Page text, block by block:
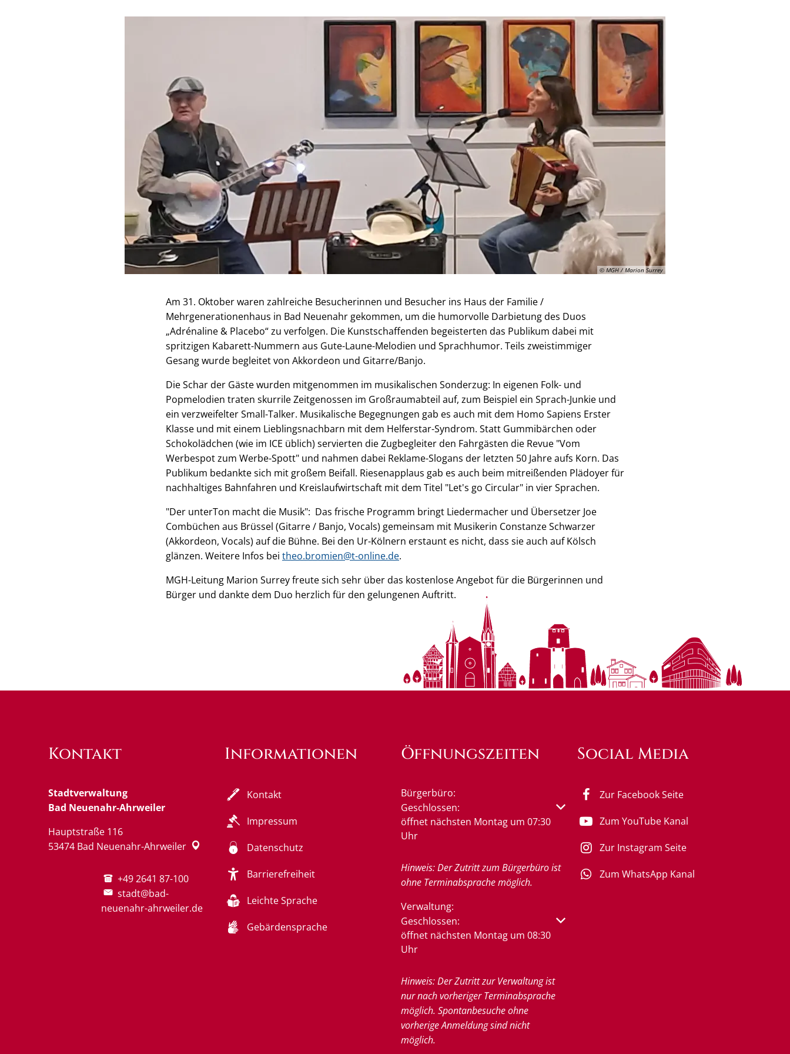
© MGH / Marion Surrey
Am 31. Oktober waren zahlreiche Besucherinnen und Besucher ins Haus der Familie /
Mehrgenerationenhaus in Bad Neuenahr gekommen, um die humorvolle Darbietung des Duos
„Adrénaline & Placebo“ zu verfolgen. Die Kunstschaffenden begeisterten das Publikum dabei mit
spritzigen Kabarett-Nummern aus Gute-Laune-Melodien und Sprachhumor. Teils zweistimmiger
Gesang wurde begleitet von Akkordeon und Gitarre/Banjo.
Die Schar der Gäste wurden mitgenommen im musikalischen Sonderzug: In eigenen Folk- und
Popmelodien traten skurrile Zeitgenossen im Großraumabteil auf, zum Beispiel ein Sprach-Junkie und
ein verzweifelter Small-Talker. Musikalische Begegnungen gab es auch mit dem Homo Sapiens Erster
Klasse und mit einem Lieblingsnachbarn mit dem Helferstar-Syndrom. Statt Gummibärchen oder
Schokolädchen (wie im ICE üblich) servierten die Zugbegleiter den Fahrgästen die Revue "Vom
Werbespot zum Werbe-Spott" und nahmen dabei Reklame-Slogans der letzten 50 Jahre aufs Korn. Das
Publikum bedankte sich mit großem Beifall. Riesenapplaus gab es auch beim mitreißenden Plädoyer für
nachhaltiges Bahnfahren und Kreislaufwirtschaft mit dem Titel "Let's go Circular" in vier Sprachen.
"Der unterTon macht die Musik": Das frische Programm bringt Liedermacher und Übersetzer Joe
Combüchen aus Brüssel (Gitarre / Banjo, Vocals) gemeinsam mit Musikerin Constanze Schwarzer
(Akkordeon, Vocals) auf die Bühne. Bei den Ur-Kölnern erstaunt es nicht, dass sie auch auf Kölsch
glänzen. Weitere Infos bei theo.bromien@t-online.de.
MGH-Leitung Marion Surrey freute sich sehr über das kostenlose Angebot für die Bürgerinnen und
Bürger und dankte dem Duo herzlich für den gelungenen Auftritt.
Kontakt
Stadtverwaltung
Bad Neuenahr-Ahrweiler
Hauptstraße 116
53474 Bad Neuenahr-Ahrweiler
+49 2641 87-100
stadt@bad-
neuenahr-ahrweiler.de
Informationen
Kontakt
Impressum
Datenschutz
Barrierefreiheit
Leichte Sprache
Gebärdensprache
Öffnungszeiten
Bürgerbüro:
Klicken, um weitere Öffnungs- oder Schließzeiten auszublenden
Geschlossen:
öffnet nächsten Montag um 07:30
Uhr
Hinweis: Der Zutritt zum Bürgerbüro ist
ohne Terminabsprache möglich.
Verwaltung:
Klicken, um weitere Öffnungs- oder Schließzeiten auszublenden
Geschlossen:
öffnet nächsten Montag um 08:30
Uhr
Hinweis: Der Zutritt zur Verwaltung ist
nur nach vorheriger Terminabsprache
möglich. Spontanbesuche ohne
vorherige Anmeldung sind nicht
möglich.
Social Media
Zur Facebook Seite
Zum YouTube Kanal
Zur Instagram Seite
Zum WhatsApp Kanal